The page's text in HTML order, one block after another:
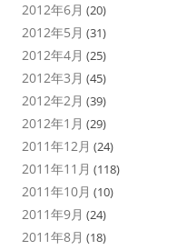
2012年6月 (20)
2012年5月 (31)
2012年4月 (25)
2012年3月 (45)
2012年2月 (39)
2012年1月 (29)
2011年12月 (24)
2011年11月 (118)
2011年10月 (10)
2011年9月 (24)
2011年8月 (18)